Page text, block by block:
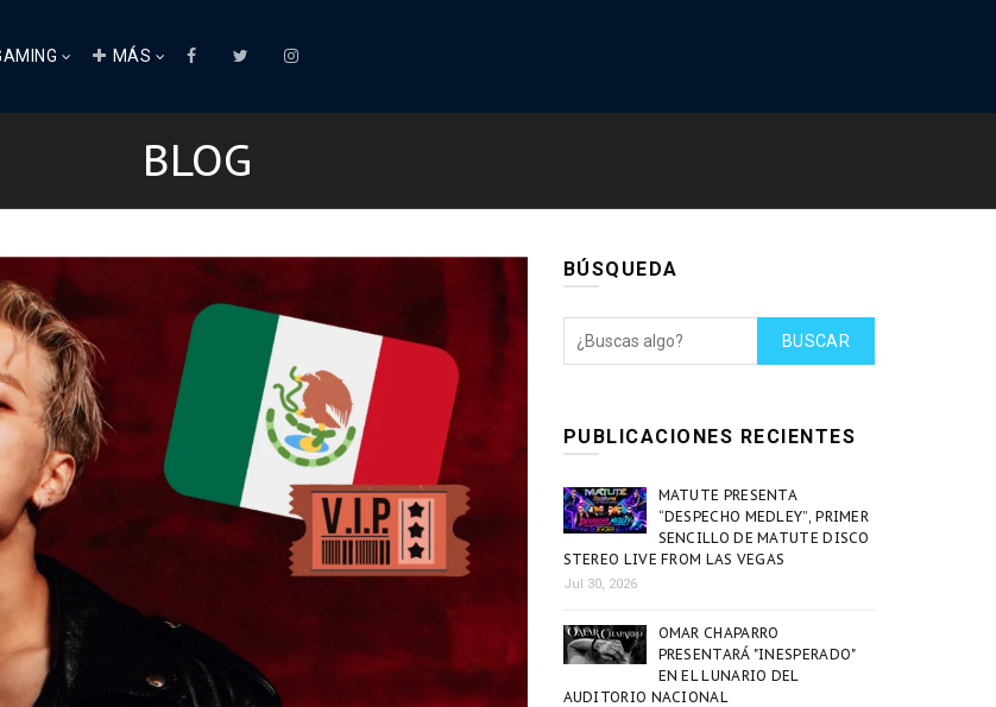
MÁS
BLOG
BÚSQUEDA
BUSCAR
PUBLICACIONES RECIENTES
MATUTE PRESENTA
“DESPECHO MEDLEY”, PRIMER
SENCILLO DE MATUTE DISCO
STEREO LIVE FROM LAS VEGAS
Jul 30, 2026
OMAR CHAPARRO
PRESENTARÁ "INESPERADO"
EN EL LUNARIO DEL
AUDITORIO NACIONAL